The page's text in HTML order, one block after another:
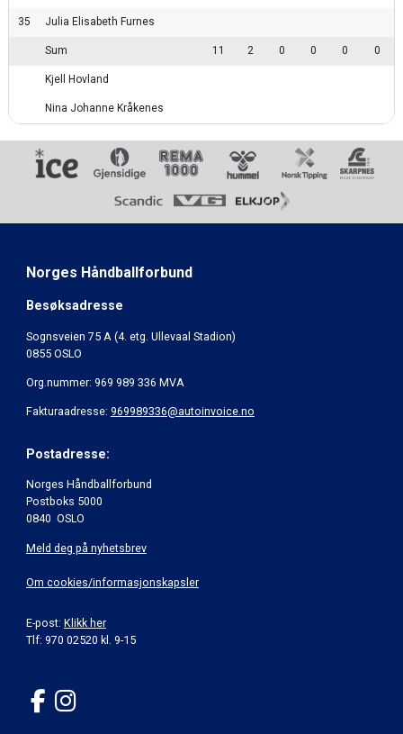
35 Julia Elisabeth Furnes
Sum 11 2 0 0 0 0
Kjell Hovland
Nina Johanne Kråkenes
Norges Håndballforbund
Besøksadresse
Sognsveien 75 A (4. etg. Ullevaal Stadion)
0855 OSLO
Org.nummer: 969 989 336 MVA
Fakturaadresse: 969989336@autoinvoice.no
Postadresse:
Norges Håndballforbund
Postboks 5000
0840 OSLO
Meld deg på nyhetsbrev
Om cookies/informasjonskapsler
E-post: Klikk her
Tlf: 970 02520 kl. 9-15